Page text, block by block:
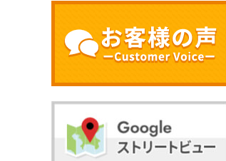
ショーケース
コンロ・レンジ
ブラストチラー・ショックフ
リーザー
ドロワータイプ・他
65kg
100kg以上
ワインセラー・ワインクーラ
ー